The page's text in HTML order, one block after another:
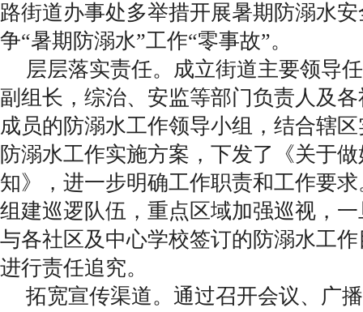
路街道办事处多举措开展暑期防溺水
争“暑期防溺水”工作“零事故”。
层层落实责任。成立街道主要领导
副组长，综治、安监等部门负责人及
成员的防溺水工作领导小组，结合辖
防溺水工作实施方案，下发了《关于
知》，进一步明确工作职责和工作要
组建巡逻队伍，重点区域加强巡视，
与各社区及中心学校签订的防溺水工
进行责任追究。
拓宽宣传渠道。通过召开会议、广